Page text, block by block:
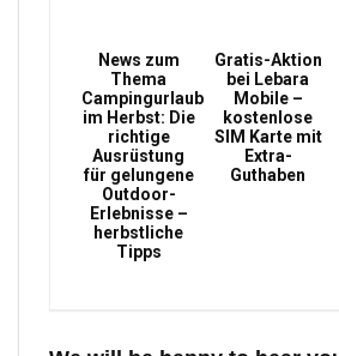
News zum
Thema
Campingurlaub
im Herbst: Die
richtige
Ausrüstung
für gelungene
Outdoor-
Erlebnisse –
herbstliche
Tipps
Gratis-Aktion
bei Lebara
Mobile –
kostenlose
SIM Karte mit
Extra-
Guthaben